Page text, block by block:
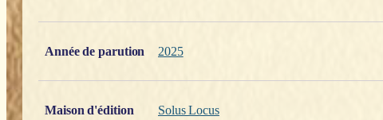
Année de parution 2025
Maison d'édition Solus Locus